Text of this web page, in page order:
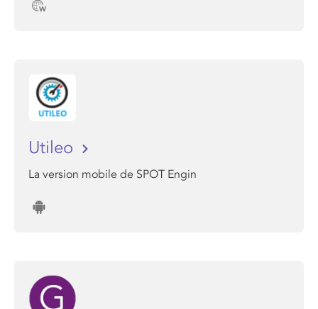
Utileo
La version mobile de SPOT Engin